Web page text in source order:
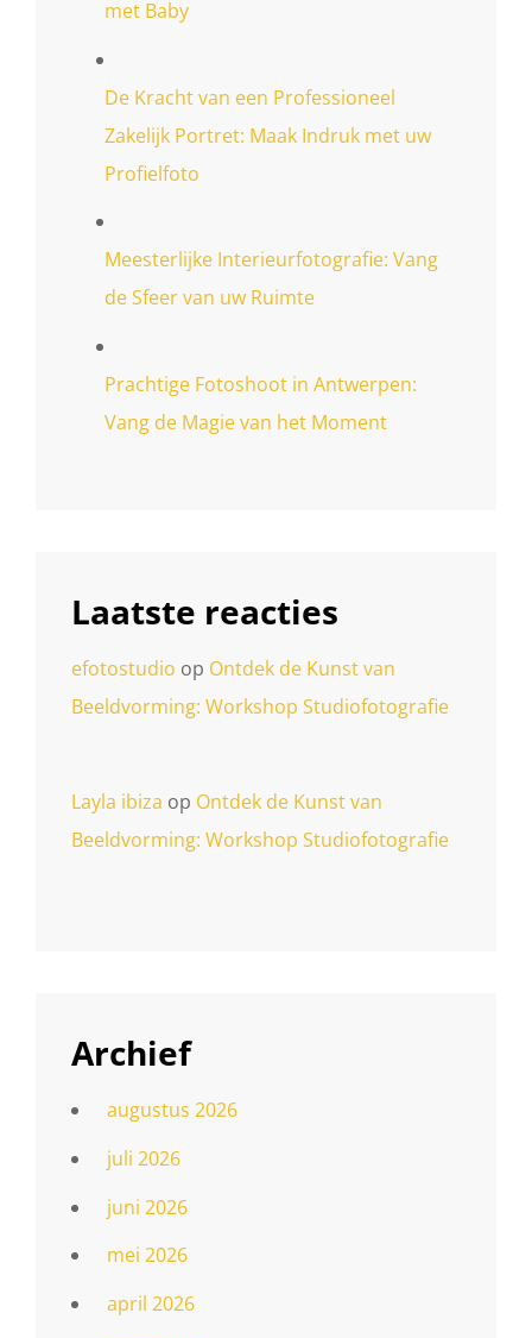
met Baby
De Kracht van een Professioneel
Zakelijk Portret: Maak Indruk met uw
Profielfoto
Meesterlijke Interieurfotografie: Vang
de Sfeer van uw Ruimte
Prachtige Fotoshoot in Antwerpen:
Vang de Magie van het Moment
Laatste reacties
efotostudio op Ontdek de Kunst van
Beeldvorming: Workshop Studiofotografie
Layla ibiza op Ontdek de Kunst van
Beeldvorming: Workshop Studiofotografie
Archief
augustus 2026
juli 2026
juni 2026
mei 2026
april 2026